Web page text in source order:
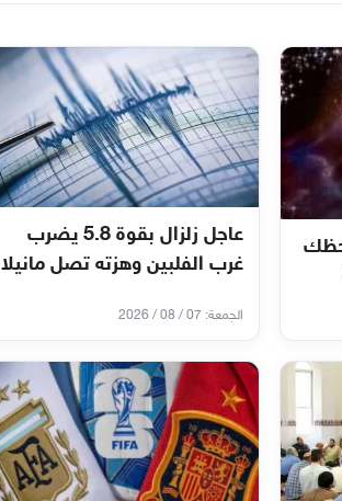
عاجل زلزال بقوة 5.8 يضرب
غرب الفلبين وهزته تصل مانيلا
الجمعة: 07 / 08 / 2026